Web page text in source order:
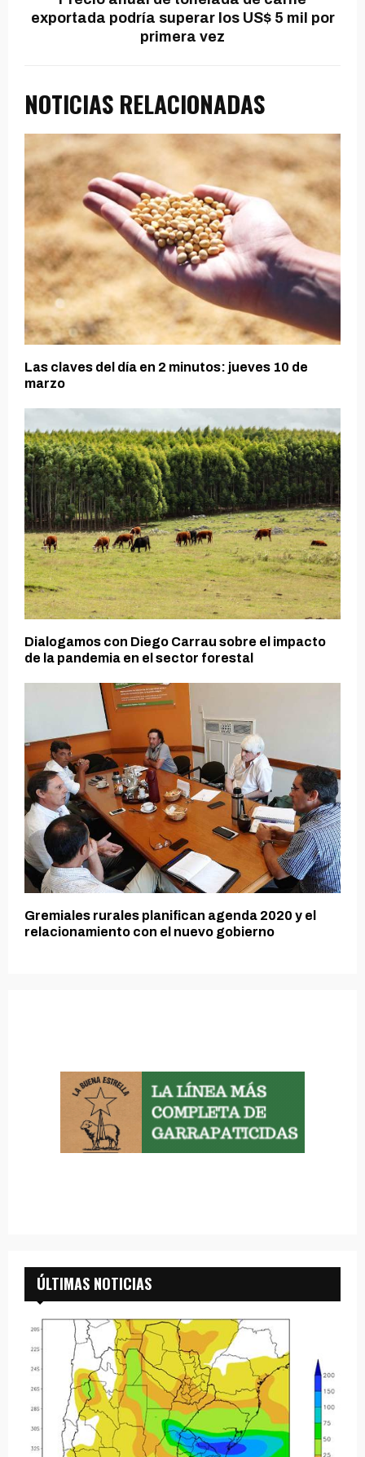
exportada podría superar los US$ 5 mil por
primera vez
NOTICIAS RELACIONADAS
Las claves del día en 2 minutos: jueves 10 de
marzo
Dialogamos con Diego Carrau sobre el impacto
de la pandemia en el sector forestal
Gremiales rurales planifican agenda 2020 y el
relacionamiento con el nuevo gobierno
ÚLTIMAS NOTICIAS